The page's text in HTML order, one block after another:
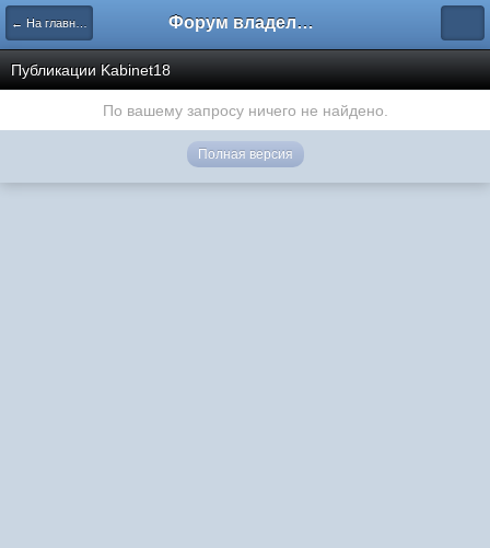
← На главную Форум владельцев интернет-магазинов
Публикации Kabinet18
По вашему запросу ничего не найдено.
Полная версия